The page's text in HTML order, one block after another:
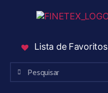
Lista de Favoritos